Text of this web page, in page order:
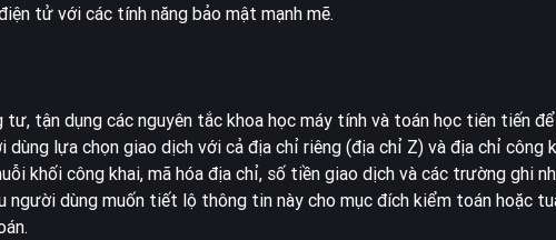
tử với các tính năng bảo mật mạnh mẽ.
tận dụng các nguyên tắc khoa học máy tính và toán học tiên tiến
lựa chọn giao dịch với cả địa chỉ riêng (địa chỉ Z) và địa chỉ công
khối công khai, mã hóa địa chỉ, số tiền giao dịch và các trường ghi
người dùng muốn tiết lộ thông tin này cho mục đích kiểm toán hoặc